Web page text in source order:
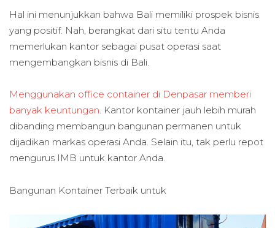
Hal ini menunjukkan bahwa Bali memiliki prospek bisnis
yang positif. Nah, berangkat dari situ tentu Anda
memerlukan kantor sebagai pusat operasi saat
mengembangkan bisnis di Bali.
Menggunakan office container di Denpasar memberi
banyak keuntungan. Kantor kontainer jauh lebih murah
dibanding membangun bangunan permanen untuk
dijadikan markas operasi Anda. Selain itu, tak perlu repot
mengurus IMB untuk kantor Anda.
Bangunan Kontainer Terbaik untuk